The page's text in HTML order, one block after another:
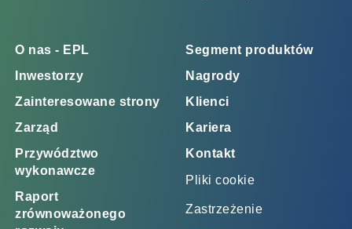
O nas - EPL
Inwestorzy
Zainteresowane strony
Zarząd
Przywództwo
wykonawcze
Raport
zrównoważonego
Segment produktów
Nagrody
Klienci
Kariera
Kontakt
Pliki cookie
Zastrzeżenie